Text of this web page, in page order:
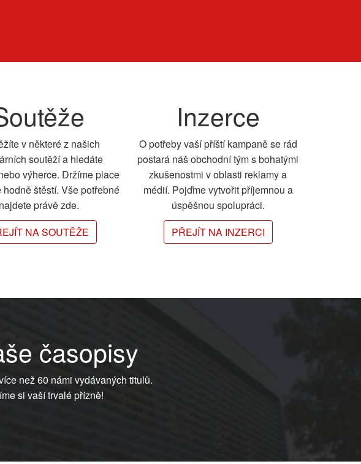
v některé z našich
soutěží a hledáte
výherce. Držíme place
hodně štěstí. Vše potřebné
najdete právě zde.
NA SOUTĚŽE
Inzerce
O potřeby vaší příští kampaně se rád
postará náš obchodní tým s bohatými
zkušenostmi v oblasti reklamy a
médií. Pojďme vytvořit příjemnou a
úspěšnou spolupráci.
PŘEJÍT NA INZERCI
časopisy
než 60 námi vydávaných titulů.
si vaší trvalé přízně!